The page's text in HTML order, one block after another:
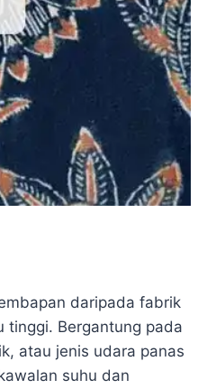
daripada fabrik
tinggi. Bergantung pada
atau jenis udara panas
suhu dan